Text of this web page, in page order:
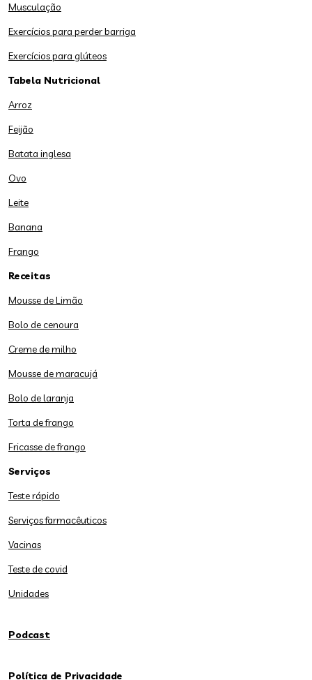
Musculação
Exercícios para perder barriga
Exercícios para glúteos
Tabela Nutricional
Arroz
Feijão
Batata inglesa
Ovo
Leite
Banana
Frango
Receitas
Mousse de Limão
Bolo de cenoura
Creme de milho
Mousse de maracujá
Bolo de laranja
Torta de frango
Fricasse de frango
Serviços
Teste rápido
Serviços farmacêuticos
Vacinas
Teste de covid
Unidades
Podcast
Política de Privacidade